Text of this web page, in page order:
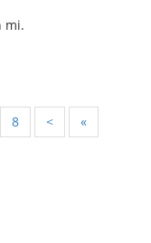
mi.
8 > »